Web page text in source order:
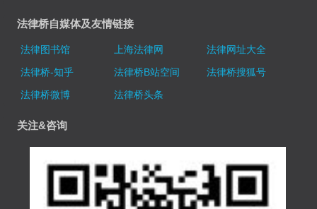
法律桥自媒体及友情链接
法律图书馆 上海法律网
法律网址大全
法律桥-知乎
法律桥B站空间
法律桥搜狐号
法律桥微博
法律桥头条
关注&咨询